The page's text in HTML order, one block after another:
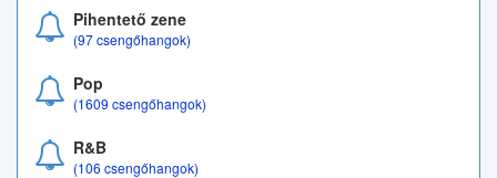
Pihentető zene
(97 csengőhangok)
Pop
(1609 csengőhangok)
R&B
(106 csengőhangok)